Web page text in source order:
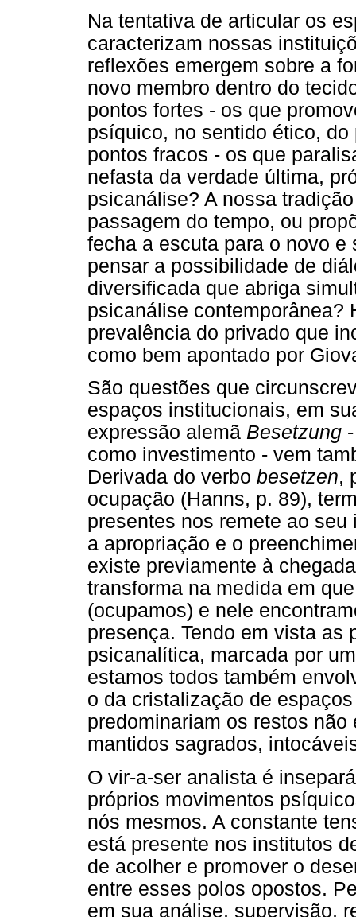
Na tentativa de articular os
caracterizam nossas
reflexões emergem sobre a
novo membro dentro do
pontos fortes - os que
psíquico, no sentido ético,
pontos fracos - os que
nefasta da verdade última,
psicanálise? A nossa
passagem do tempo, ou
fecha a escuta para o novo
pensar a possibilidade de
diversificada que abriga
psicanálise contemporânea?
prevalência do privado que
como bem apontado por
São questões que
espaços institucionais, em
expressão alemã Besetzung
como investimento - vem
Derivada do verbo besetzen,
ocupação (Hanns, p. 89),
presentes nos remete ao
a apropriação e o
existe previamente à
transforma na medida em
(ocupamos) e nele
presença. Tendo em vista as
psicanalítica, marcada por
estamos todos também
o da cristalização de
predominariam os restos
mantidos sagrados,
O vir-a-ser analista é
próprios movimentos
nós mesmos. A constante
está presente nos institutos
de acolher e promover o
entre esses polos opostos.
em sua análise, supervisão,